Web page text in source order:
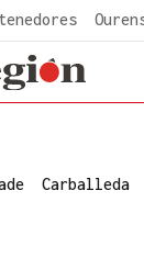
Carballeda